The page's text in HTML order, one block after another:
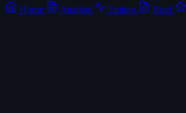
Home Analisis Emiten Brief